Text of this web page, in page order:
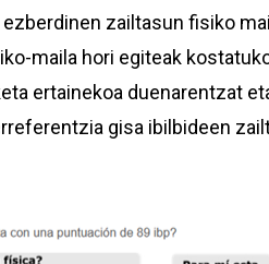
zailtasun fisiko
maila hori egiteak
ertainekoa duenarentzat
gisa ibilbideen